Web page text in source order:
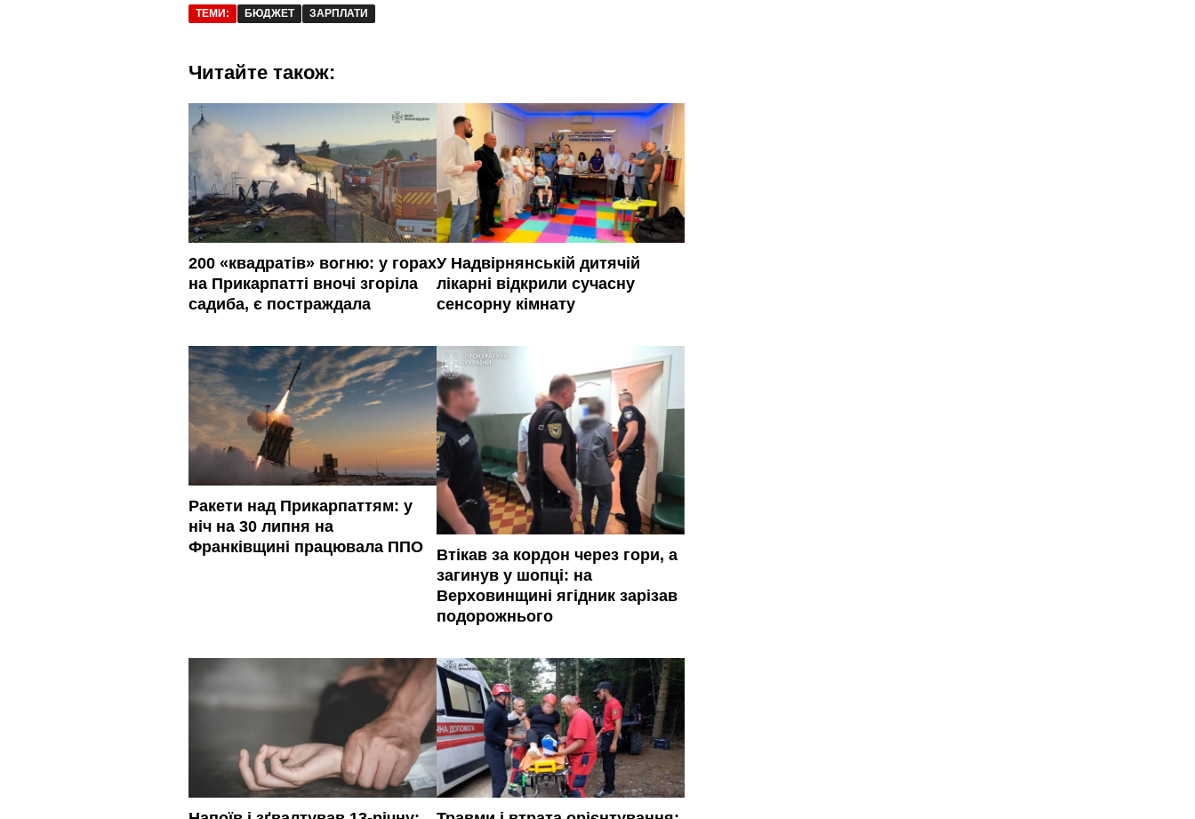
ТЕМИ: БЮДЖЕТ ЗАРПЛАТИ
Читайте також:
200 «квадратів» вогню: у горах
на Прикарпатті вночі згоріла
садиба, є постраждала
У Надвірнянській дитячій
лікарні відкрили сучасну
сенсорну кімнату
Ракети над Прикарпаттям: у
ніч на 30 липня на
Франківщині працювала ППО
Втікав за кордон через гори, а
загинув у шопці: на
Верховинщині ягідник зарізав
подорожнього